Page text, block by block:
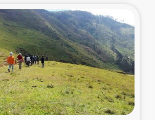
ルコ・シリア地震被災者支援
ニヤヤ小規模紅茶農家支援
コーヒー生産者支援
マウベシ郡でのコーヒー畑改善事業